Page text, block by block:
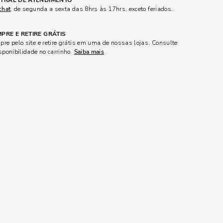
, de segunda a sexta das 8hrs às 17hrs, exceto feriados.
E RETIRE GRÁTIS
pelo site e retire grátis em uma de nossas lojas. Consulte
no carrinho. Saiba mais